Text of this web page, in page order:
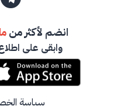
انضم لأكثر من
وابقى على
سياسة